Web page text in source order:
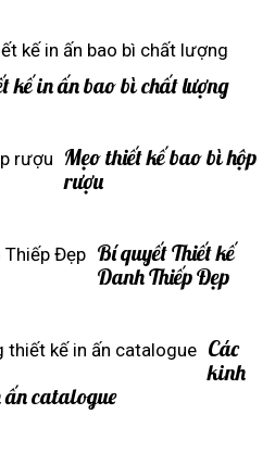
kế in ấn bao bì chất lượng
Mẹo thiết kế bao bì hộp
rượu
Bí quyết Thiết kế
Danh Thiếp Đẹp
Các
kinh
ấn catalogue